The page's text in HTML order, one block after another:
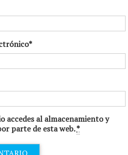
accedes al almacenamiento y
parte de esta web.*